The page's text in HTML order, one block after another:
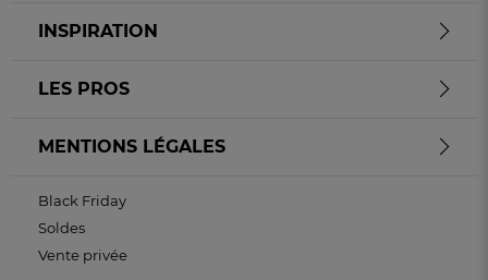
INSPIRATION
LES PROS
MENTIONS LÉGALES
Black Friday
Soldes
Vente privée